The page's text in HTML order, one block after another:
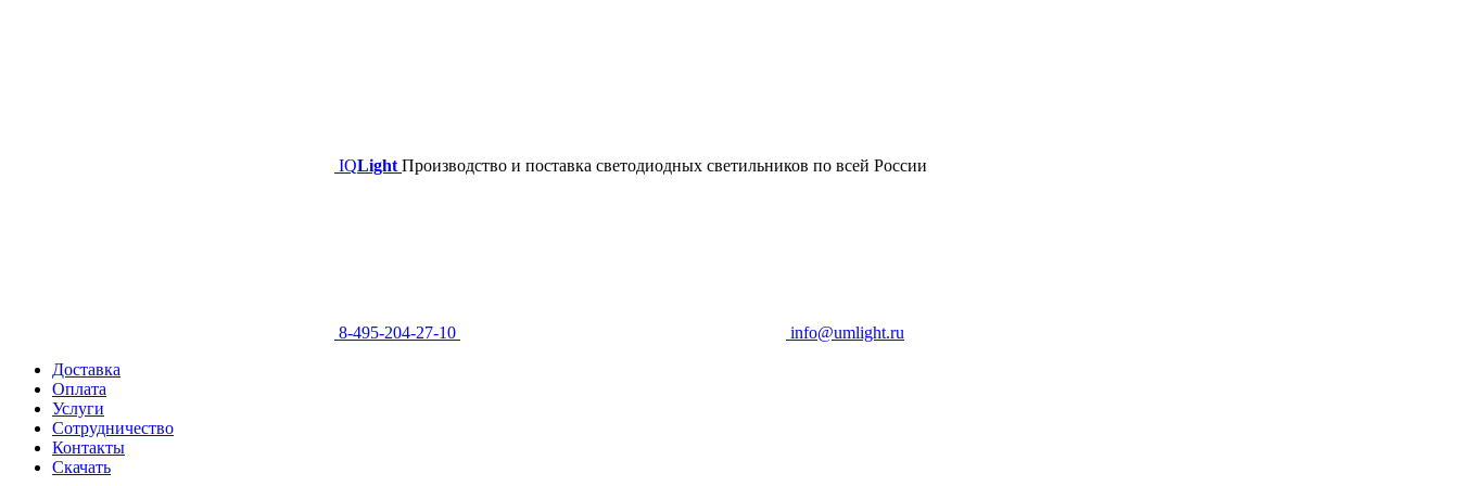
IQLight Производство и поставка светодиодных светильников по всей России
8-495-204-27-10
info@umlight.ru
Доставка
Оплата
Услуги
Сотрудничество
Контакты
Скачать